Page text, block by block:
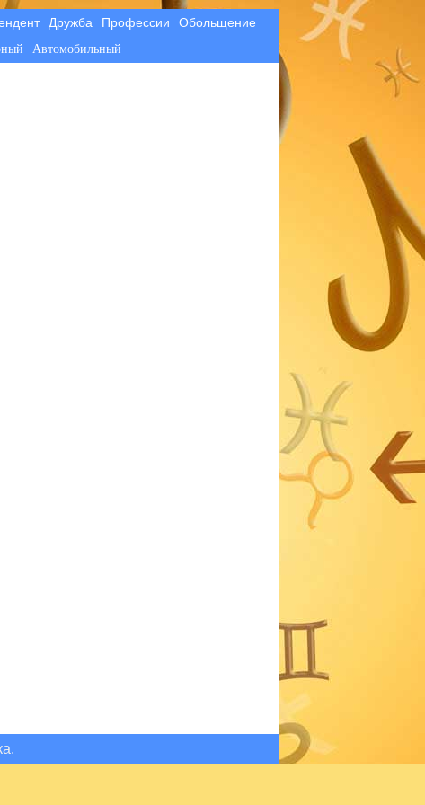
Дружба Профессии
Обольщение
Автомобильный